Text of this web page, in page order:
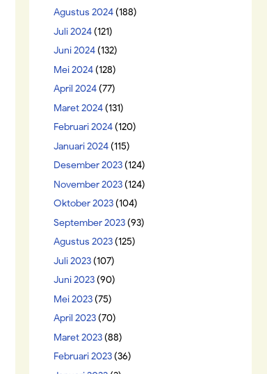
Agustus 2024(188)
Juli 2024(121)
Juni 2024(132)
Mei 2024(128)
April 2024(77)
Maret 2024(131)
Februari 2024(120)
Januari 2024(115)
Desember 2023(124)
November 2023(124)
Oktober 2023(104)
September 2023(93)
Agustus 2023(125)
Juli 2023(107)
Juni 2023(90)
Mei 2023(75)
April 2023(70)
Maret 2023(88)
Februari 2023(36)